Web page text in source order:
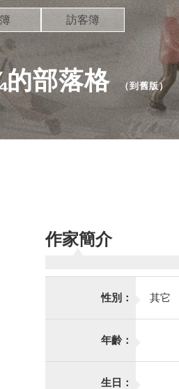
部落格 （到舊版）
訪客簿
作家簡介
性別： 其它
年齡：
生日：